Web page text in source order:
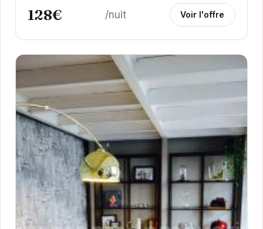
vous...
128€ /nuit Voir l'offre